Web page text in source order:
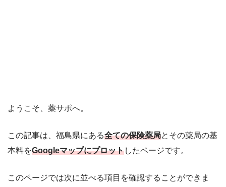
ようこそ、薬サポへ。
この記事は、福島県にある全ての保険薬局とその薬局の基
本料をGoogleマップにプロットしたページです。
このページでは次に並べる項目を確認することができま